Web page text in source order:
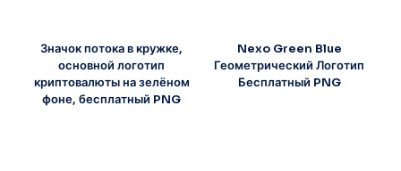
Значок потока в кружке,
основной логотип
криптовалюты на зелёном
фоне, бесплатный PNG
Nexo Green Blue
Геометрический Логотип
Бесплатный PNG